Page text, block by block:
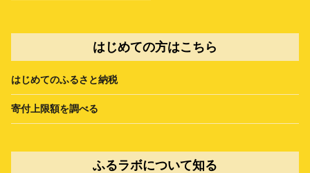
はじめての方はこちら
はじめてのふるさと納税
寄付上限額を調べる
ふるラボについて知る